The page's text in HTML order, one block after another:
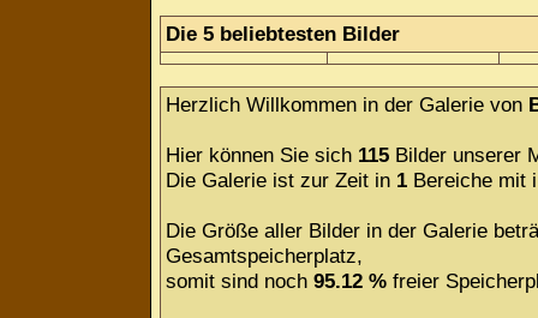
Die 5 beliebtesten Bilder
Herzlich Willkommen in der Galerie von
Hier können Sie sich 115 Bilder unserer
Die Galerie ist zur Zeit in 1 Bereiche mit
Die Größe aller Bilder in der Galerie
Gesamtspeicherplatz,
somit sind noch 95.12 % freier